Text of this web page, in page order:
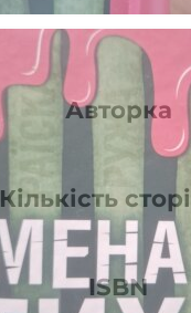
Авторка
Кількість
ISBN